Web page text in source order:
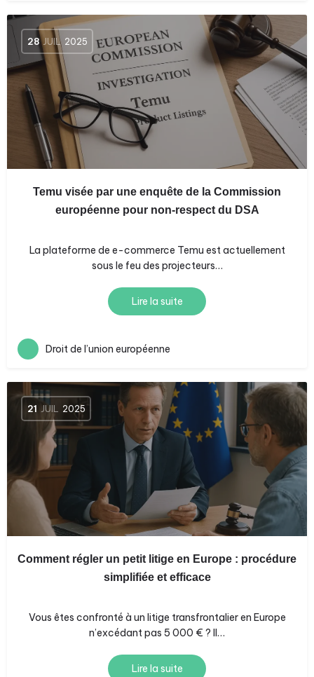
28 JUIL 2025
Temu visée par une enquête de la Commission
européenne pour non-respect du DSA
La plateforme de e-commerce Temu est actuellement
sous le feu des projecteurs…
Lire la suite
Droit de l’union européenne
21 JUIL 2025
Comment régler un petit litige en Europe : procédure
simplifiée et efficace
Vous êtes confronté à un litige transfrontalier en Europe
n’excédant pas 5 000 € ? Il…
Lire la suite